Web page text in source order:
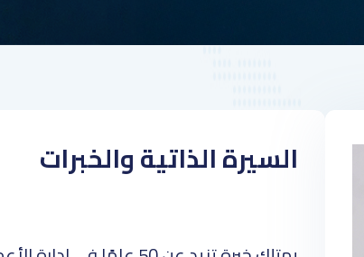
السيرة الذاتية والخبرات